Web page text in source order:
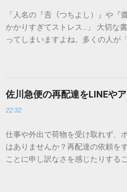
「人名の『𠮷（つちよし）』や
かかりすぎてストレス…」 大切な
ってしまいますよね。多くの人が
ードを打ち込むだけで一瞬で旧
この方法をマスターすれば、もう
が出てこないのか？ そもそも、
認識する仕組みにあります。 日本
準」「第2水準」といった形で整
「Unicode（ユニコード）」や「
所」のような番号が割り振られて
び出すことができるのです。 2.
できます。 具体的な手順（
佐川急便の再配達をLINEや
22:32
仕事や外出で荷物を受け取れず、
はありませんか？再配達の依頼を
ことに申し訳なさを感じたりする
ビス「スマートクラブ」と、